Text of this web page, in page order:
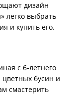
дизайн
легко выбрать
и купить его.
с 6-летнего
цветных бусин и
смастерить